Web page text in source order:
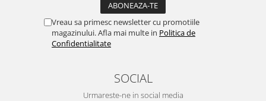
Vreau sa primesc newsletter cu promotiile
magazinului. Afla mai multe in Politica de
Confidentialitate
SOCIAL
Urmareste-ne in social media